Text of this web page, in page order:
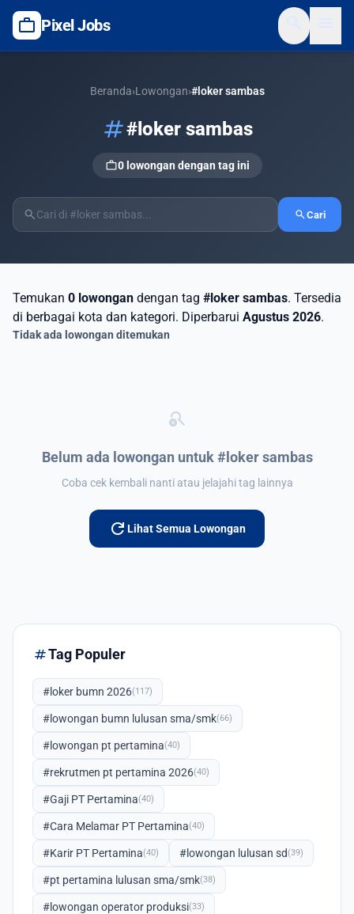
work Pixel Jobs
Beranda›Lowongan›#loker sambas
tag#loker sambas
work0 lowongan dengan tag ini
search searchCari
Temukan 0 lowongan dengan tag #loker sambas. Tersedia
di berbagai kota dan kategori. Diperbarui Agustus 2026.
Tidak ada lowongan ditemukan
search_off
Belum ada lowongan untuk #loker sambas
Coba cek kembali nanti atau jelajahi tag lainnya
refresh Lihat Semua Lowongan
tagTag Populer
#loker bumn 2026(117)
#lowongan bumn lulusan sma/smk(66)
#lowongan pt pertamina(40)
#rekrutmen pt pertamina 2026(40)
#Gaji PT Pertamina(40)
#Cara Melamar PT Pertamina(40)
#Karir PT Pertamina(40) #lowongan lulusan sd(39)
#pt pertamina lulusan sma/smk(38)
#lowongan operator produksi(33)